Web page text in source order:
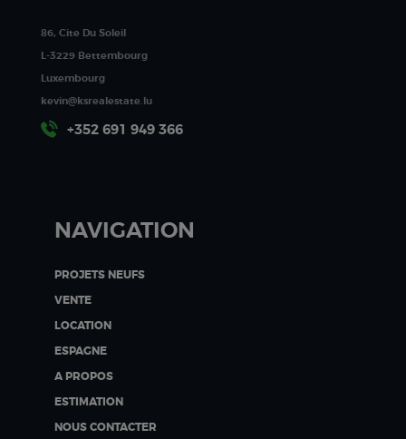
86, Cite Du Soleil
L-3229 Bettembourg
Luxembourg
kevin@ksrealestate.lu
+352 691 949 366
NAVIGATION
PROJETS NEUFS
VENTE
LOCATION
ESPAGNE
A PROPOS
ESTIMATION
NOUS CONTACTER